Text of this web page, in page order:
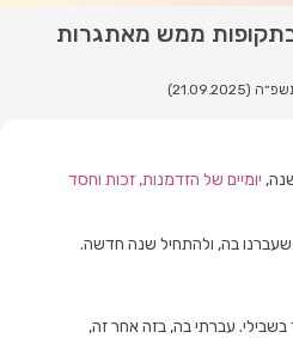
ממש מאתגרות
יומיים של הזדמנות, זכות וחסד
בה, ולהתחיל שנה חדשה.
עברתי בה, בזה אחר זה,